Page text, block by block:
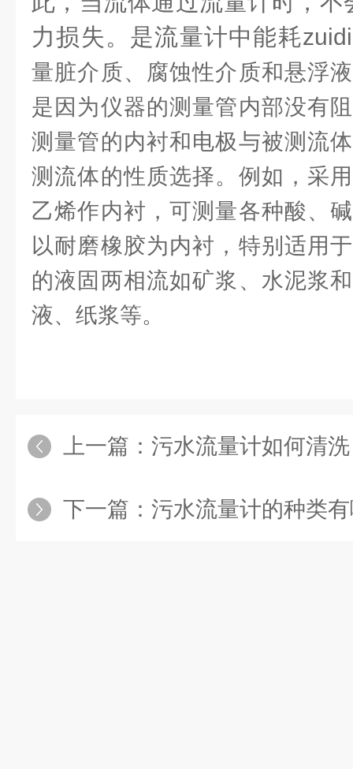
力损失。是流量计中能耗zuidi
量脏介质、腐蚀性介质和悬浮
是因为仪器的测量管内部没有
测量管的内衬和电极与被测流
测流体的性质选择。例如，采
乙烯作内衬，可测量各种酸、
以耐磨橡胶为内衬，特别适用
的液固两相流如矿浆、水泥浆
液、纸浆等。
上一篇： 污水流量计如何清洗
下一篇： 污水流量计的种类